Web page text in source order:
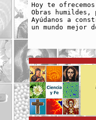
Hoy te
Obras humildes,
Ayúdanos a
un mundo mejor